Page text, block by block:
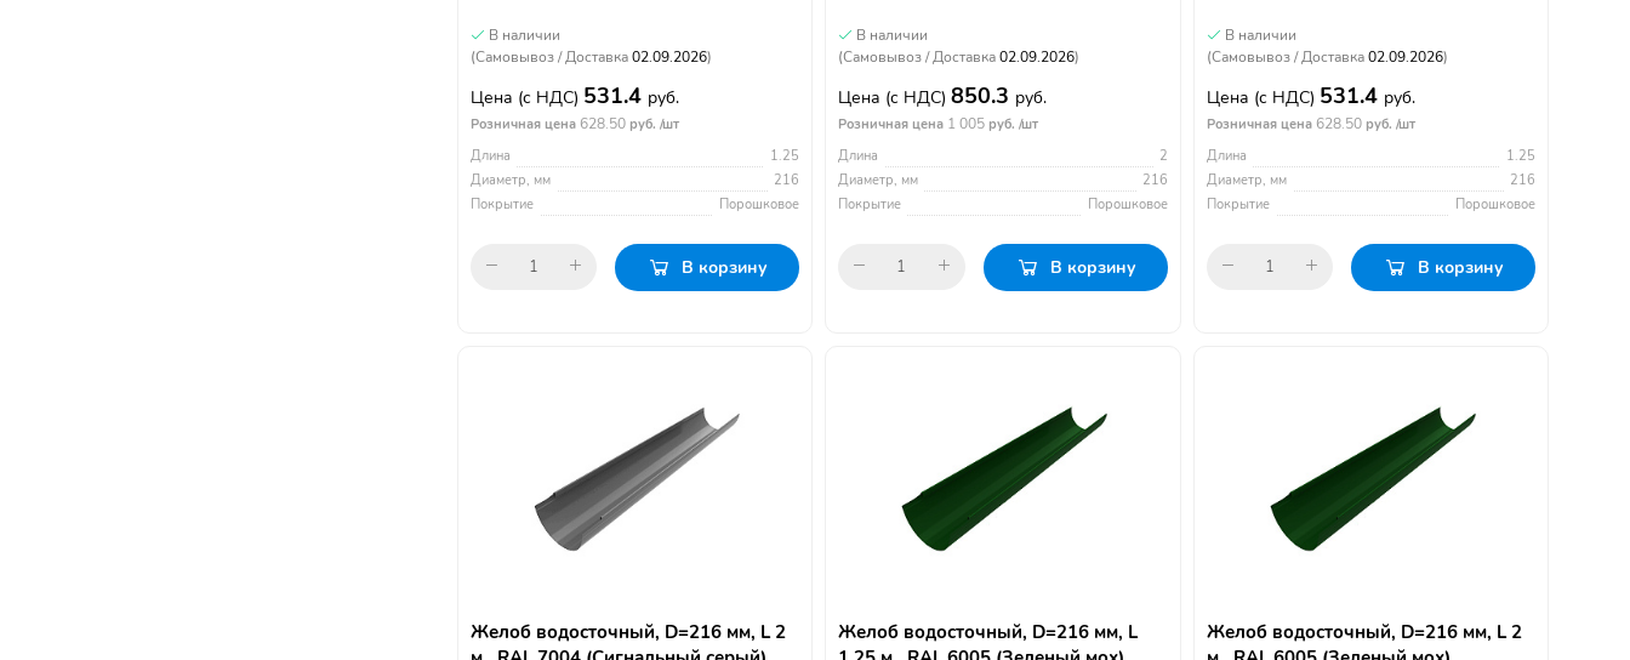
В наличии
(Самовывоз / Доставка02.09.2026)
Цена (с НДС) 531.4 руб.
Розничная цена 628.50 руб. /шт
Длина
1.25
Диаметр, мм
216
Покрытие
Порошковое
В корзину
В наличии
(Самовывоз / Доставка02.09.2026)
Цена (с НДС) 850.3 руб.
Розничная цена 1 005 руб. /шт
Длина
2
Диаметр, мм
216
Покрытие
Порошковое
В корзину
В наличии
(Самовывоз / Доставка02.09.2026)
Цена (с НДС) 531.4 руб.
Розничная цена 628.50руб. /шт
Длина
1.25
Диаметр, мм
216
Покрытие
Порошковое
В корзину
Желоб водосточный, D=216 мм, L 2
Желоб водосточный, D=216 мм, L
Желоб водосточный, D=216 мм, L 2